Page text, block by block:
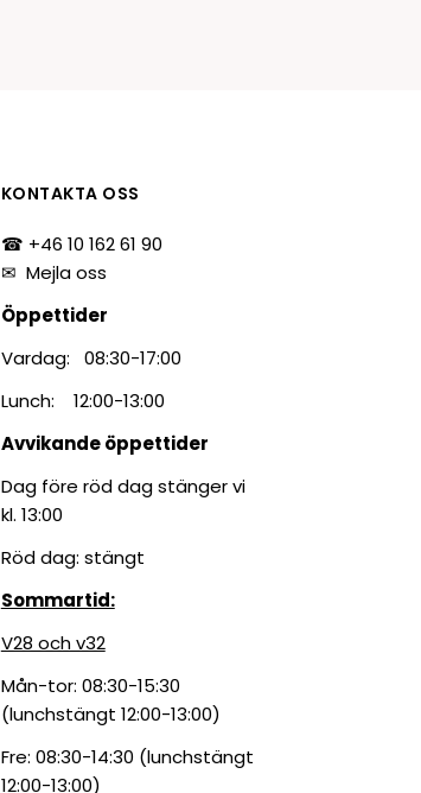
KONTAKTA OSS
☎ +46 10 162 61 90
✉ Mejla oss
Öppettider
Vardag: 08:30-17:00
Lunch: 12:00-13:00
Avvikande öppettider
Dag före röd dag stänger vi
kl. 13:00
Röd dag: stängt
Sommartid:
V28 och v32
Mån-tor: 08:30-15:30
(lunchstängt 12:00-13:00)
Fre: 08:30-14:30 (lunchstängt
12:00-13:00)